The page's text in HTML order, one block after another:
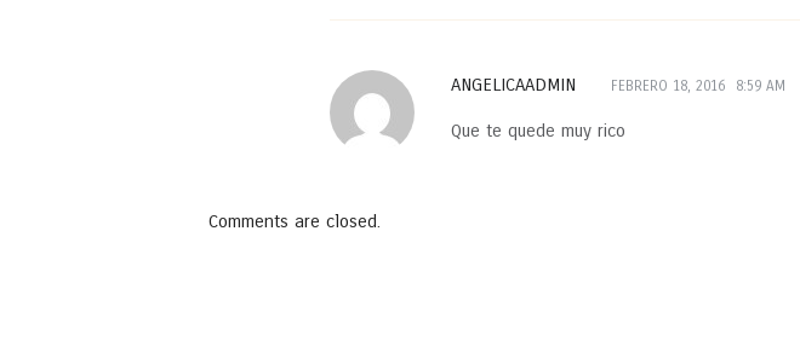
ANGELICAADMIN FEBRERO 18, 2016 8:59 AM
Que te quede muy rico
Comments are closed.